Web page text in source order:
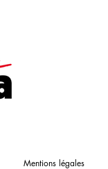
Mentions légales